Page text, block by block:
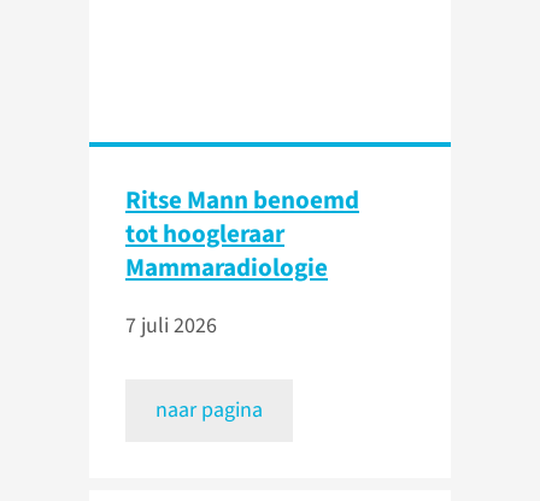
Ritse Mann benoemd
tot hoogleraar
Mammaradiologie
7 juli 2026
naar pagina